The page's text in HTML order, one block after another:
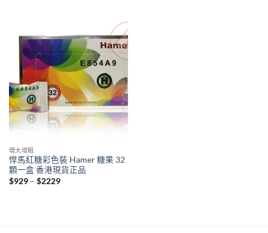
增大增粗
悍馬紅糖彩色裝 Hamer 糖果 32
顆一盒 香港現貨正品
$929 – $2229Price